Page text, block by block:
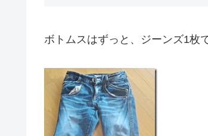
ボトムスはずっと、ジーンズ1枚